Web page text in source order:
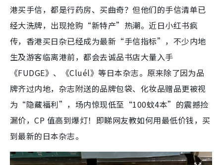
港买手信，都是行药房、买曲奇？但他们的手信清单已
经大洗牌，出现抢购“新特产”热潮。近日小红书疯
传，香港买日杂已经成为最新“手信指标”，不少内地
生及游客临离港前，都会去诚品书店大量入手
《FUDGE》、《Cluél》等日本杂志。原来除了因为品
牌齐过内地，杂志附送的品牌包袋、化妆品赠品更被视
为“隐藏福利”，场内惊现低至“100蚊4本”的震撼捡
漏价，CP 值高到爆灯！即睇网友教如何用最低价钱，买
到最新的日本杂志。